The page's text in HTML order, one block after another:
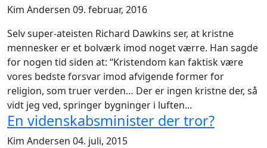
Kim Andersen 09. februar, 2016
Selv super-ateisten Richard Dawkins ser, at kristne
mennesker er et bolværk imod noget værre. Han sagde
for nogen tid siden at: “Kristendom kan faktisk være
vores bedste forsvar imod afvigende former for
religion, som truer verden… Der er ingen kristne der, så
vidt jeg ved, springer bygninger i luften...
En videnskabsminister der tror?
Kim Andersen 04. juli, 2015